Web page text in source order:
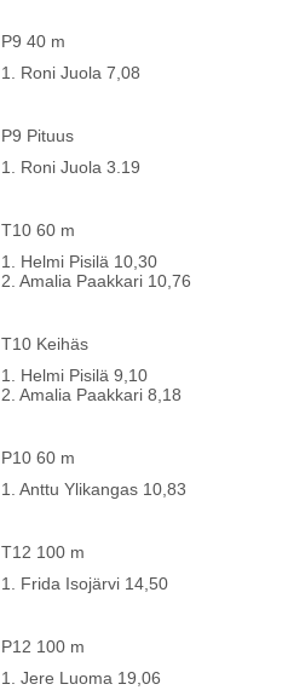
P9 40 m
1. Roni Juola 7,08
P9 Pituus
1. Roni Juola 3.19
T10 60 m
1. Helmi Pisilä 10,30
2. Amalia Paakkari 10,76
T10 Keihäs
1. Helmi Pisilä 9,10
2. Amalia Paakkari 8,18
P10 60 m
1. Anttu Ylikangas 10,83
T12 100 m
1. Frida Isojärvi 14,50
P12 100 m
1. Jere Luoma 19,06